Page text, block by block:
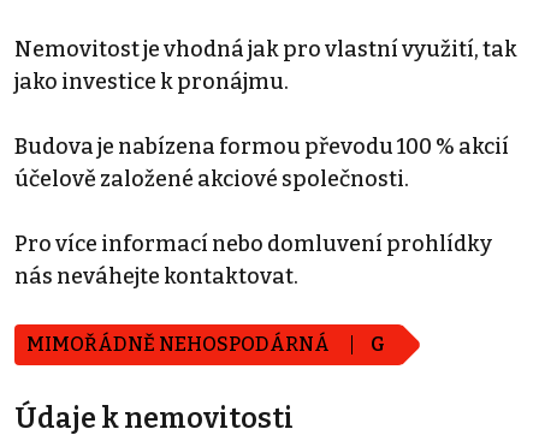
Nemovitost je vhodná jak pro vlastní využití, tak
jako investice k pronájmu.
Budova je nabízena formou převodu 100 % akcií
účelově založené akciové společnosti.
Pro více informací nebo domluvení prohlídky
nás neváhejte kontaktovat.
MIMOŘÁDNĚ NEHOSPODÁRNÁ G
Údaje k nemovitosti